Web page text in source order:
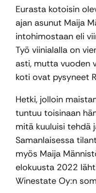
Eurasta kotoisin
ajan asunut Maija
intohimostaan eli
Työ viinialalla on
asti, mutta vuoden
koti ovat pysyneet
Hetki, jolloin
tuntuu toisinaan
mitä kuuluisi tehdä
Samanlaisessa
myös Maija
elokuusta 2022
Winestate Oy:n